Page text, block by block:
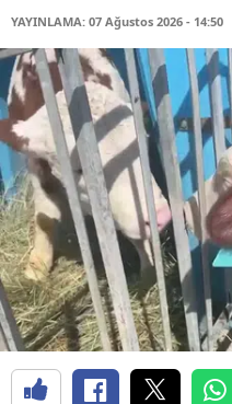
YAYINLAMA: 07 Ağustos 2026 - 14:50